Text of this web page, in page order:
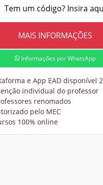
Tem um código? Insira
Informações por WhatsApp
e App EAD disponível
individual do professor
renomados
pelo MEC
100% online